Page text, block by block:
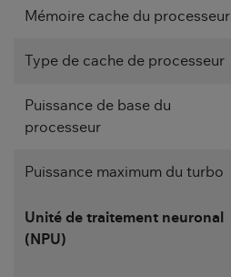
Mémoire cache du processeur
Type de cache de processeur
Puissance de base du
processeur
Puissance maximum du turbo
Unité de traitement neuronal
(NPU)